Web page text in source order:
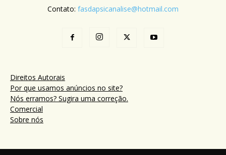
Contato: fasdapsicanalise@hotmail.com
Direitos Autorais
Por que usamos anúncios no site?
Nós erramos? Sugira uma correção.
Comercial
Sobre nós